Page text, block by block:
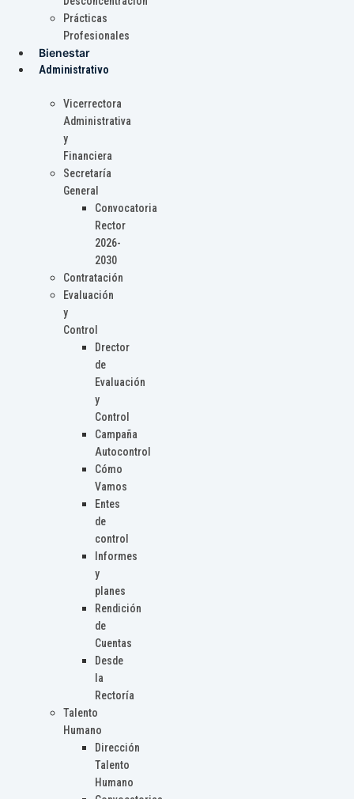
Prácticas
Profesionales
Bienestar
Administrativo
Vicerrectora
Administrativa
y
Financiera
Secretaría
General
Convocatoria
Rector
2026-
2030
Contratación
Evaluación
y
Control
Drector
de
Evaluación
y
Control
Campaña
Autocontrol
Cómo
Vamos
Entes
de
control
Informes
y
planes
Rendición
de
Cuentas
Desde
la
Rectoría
Talento
Humano
Dirección
Talento
Humano